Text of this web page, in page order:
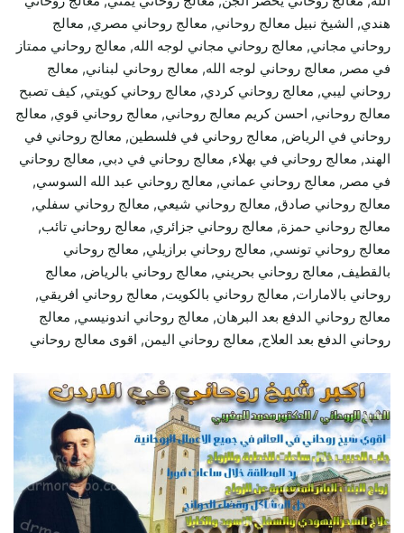
هندي, الشيخ نبيل معالج روحاني, معالج روحاني مصري, معالج
روحاني مجاني, معالج روحاني مجاني لوجه الله, معالج روحاني ممتاز
في مصر, معالج روحاني لوجه الله, معالج روحاني لبناني, معالج
روحاني ليبي, معالج روحاني كردي, معالج روحاني كويتي, كيف تصبح
معالج روحاني, احسن كريم معالج روحاني, معالج روحاني قوي, معالج
روحاني في الرياض, معالج روحاني في فلسطين, معالج روحاني في
الهند, معالج روحاني في بهلاء, معالج روحاني في دبي, معالج روحاني
في مصر, معالج روحاني عماني, معالج روحاني عبد الله السوسي,
معالج روحاني صادق, معالج روحاني شيعي, معالج روحاني سفلي,
معالج روحاني حمزة, معالج روحاني جزائري, معالج روحاني تائب,
معالج روحاني تونسي, معالج روحاني برازيلي, معالج روحاني
بالقطيف, معالج روحاني بحريني, معالج روحاني بالرياض, معالج
روحاني بالامارات, معالج روحاني بالكويت, معالج روحاني افريقي,
معالج روحاني الدفع بعد البرهان, معالج روحاني اندونيسي, معالج
روحاني الدفع بعد العلاج, معالج روحاني اليمن, اقوى معالج روحاني